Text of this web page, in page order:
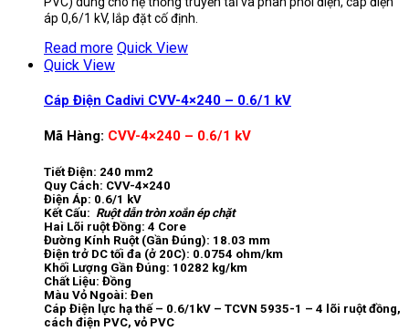
áp 0,6/1 kV, lắp đặt cố định.
Read more Quick View
Quick View
Cáp Điện Cadivi CVV-4×240 – 0.6/1 kV
Mã Hàng: CVV-4×240 – 0.6/1 kV
Tiết Điện: 240 mm2
Quy Cách: CVV-4×240
Điện Áp: 0.6/1 kV
Kết Cấu: Ruột dẫn tròn xoắn ép chặt
Hai Lõi ruột Đồng: 4 Core
Đường Kính Ruột (Gần Đúng): 18.03 mm
Điện trở DC tối đa (ở 20C): 0.0754 ohm/km
Khối Lượng Gần Đúng: 10282 kg/km
Chất Liệu: Đồng
Màu Vỏ Ngoài: Đen
Cáp Điện lực hạ thế – 0.6/1kV – TCVN 5935-1 – 4 lõi ruột đồng,
cách điện PVC, vỏ PVC